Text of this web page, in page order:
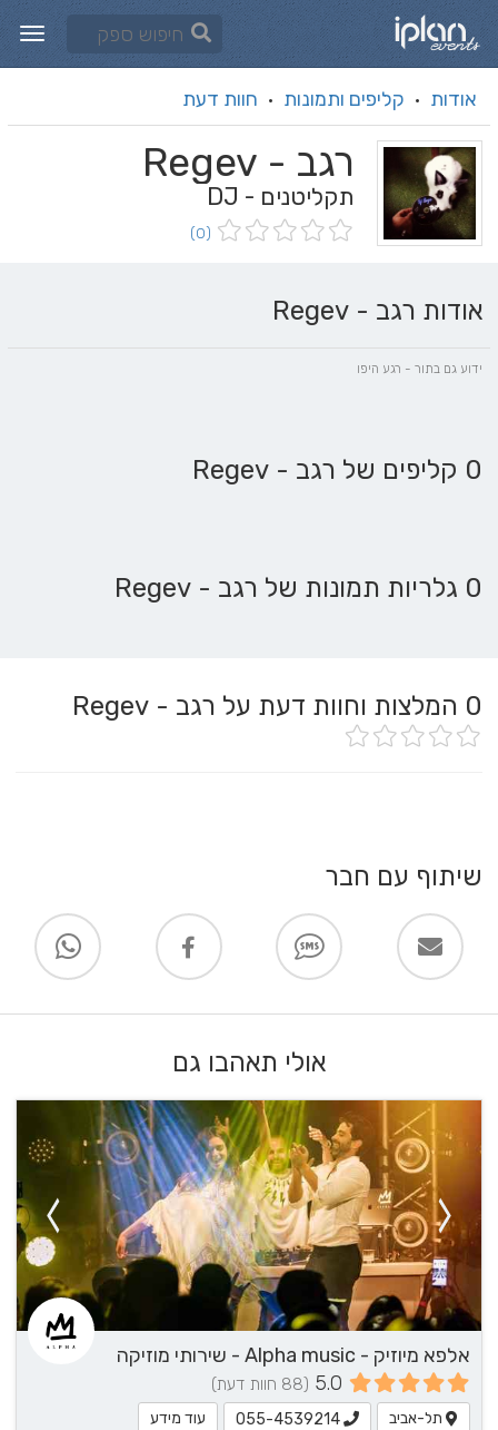
אודות · קליפים ותמונות · חוות דעת
רגב - Regev
תקליטנים - DJ
(0)
אודות רגב - Regev
ידוע גם בתור - רגע היפו
0 קליפים של רגב - Regev
0 גלריות תמונות של רגב - Regev
0 המלצות וחוות דעת על רגב - Regev
שיתוף עם חבר
אולי תאהבו גם
אלפא מיוזיק - Alpha music - שירותי מוזיקה
5.0 (88 חוות דעת)
תל-אביב 055-4539214 עוד מידע